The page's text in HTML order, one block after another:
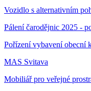
Vozidlo s alternativním
Pálení čarodějnic 2025 -
Pořízení vybavení obecní
MAS Svitava
Mobiliář pro veřejné